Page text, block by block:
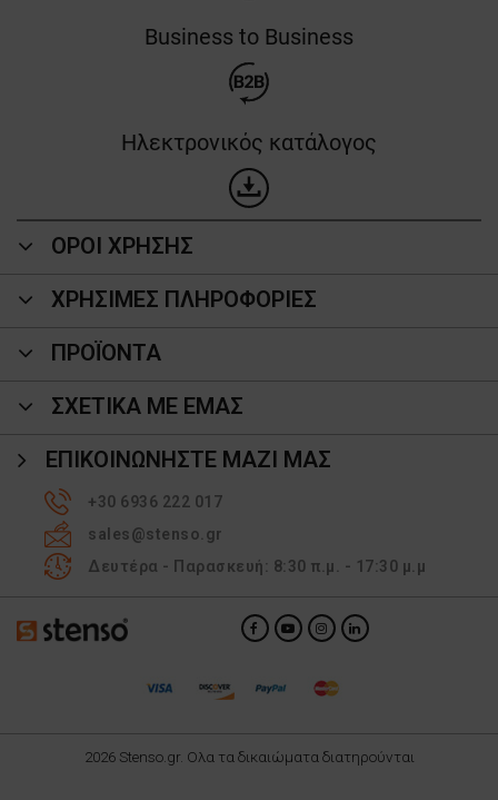
Business to Business
Ηλεκτρονικός κατάλογος
ΟΡΟΙ ΧΡΗΣΗΣ
ΧΡΗΣΙΜΕΣ ΠΛΗΡΟΦΟΡΙΕΣ
ΠΡΟΪΌΝΤΑ
ΣΧΕΤΙΚΑ ΜΕ ΕΜΑΣ
ΕΠΙΚΟΙΝΩΝΉΣΤΕ ΜΑΖΊ ΜΑΣ
+30 6936 222 017
sales@stenso.gr
Δευτέρα - Παρασκευή: 8:30 π.μ. - 17:30 μ.μ
2026 Stenso.gr. Ολα τα δικαιώματα διατηρούνται